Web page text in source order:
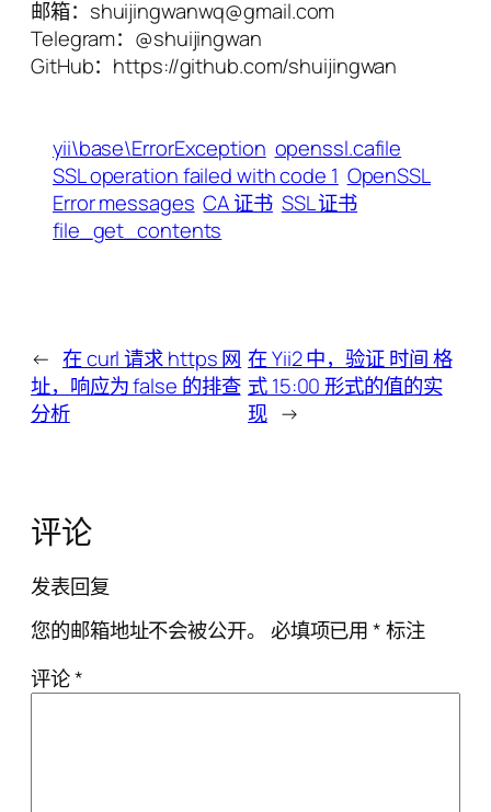
邮箱：shuijingwanwq@gmail.com
Telegram：@shuijingwan
GitHub：https://github.com/shuijingwan
yii\base\ErrorException openssl.cafile
SSL operation failed with code 1 OpenSSL
Error messages CA 证书 SSL 证书
file_get_contents
← 在 curl 请求 https 网
址，响应为 false 的排查
分析
在 Yii2 中，验证 时间 格
式 15:00 形式的值的实
现 →
评论
发表回复
您的邮箱地址不会被公开。 必填项已用*标注
评论*